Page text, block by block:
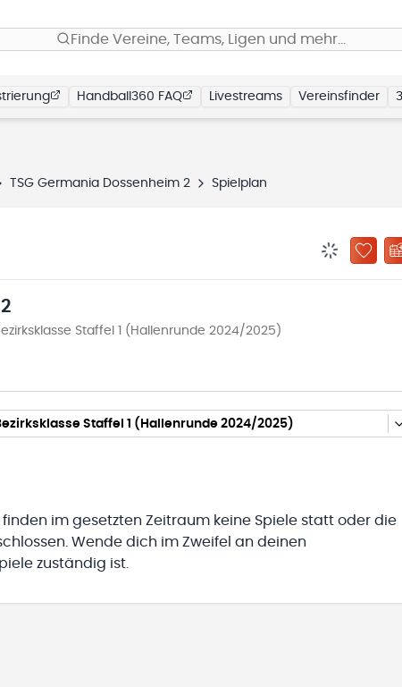
Finde Vereine, Teams, Ligen und mehr…
Handball360 FAQ Livestreams Vereinsfinder
TSG Germania Dossenheim 2 Spielplan
ZU
Staffel 1 (Hallenrunde 2024/2025)
Staffel 1 (Hallenrunde 2024/2025)
finden im gesetzten Zeitraum keine Spiele statt oder die
Wende dich im Zweifel an deinen
zuständig ist.